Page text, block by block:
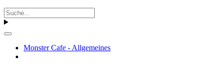
Monster Cafe - Allgemeines